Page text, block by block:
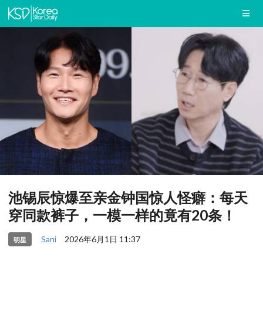
池锡辰惊爆至亲金钟国惊人怪癖：每天
穿同款裤子，一模一样的竟有20条！
明星 Sani 2026年6月1日 11:37